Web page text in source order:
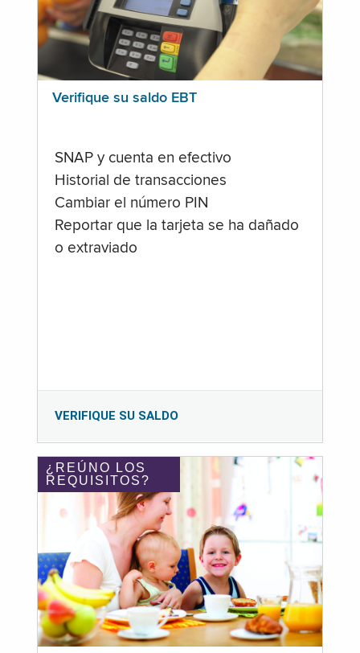
Verifique su saldo EBT
SNAP y cuenta en efectivo
Historial de transacciones
Cambiar el número PIN
Reportar que la tarjeta se ha dañado
o extraviado
VERIFIQUE SU SALDO
¿REÚNO LOS
REQUISITOS?